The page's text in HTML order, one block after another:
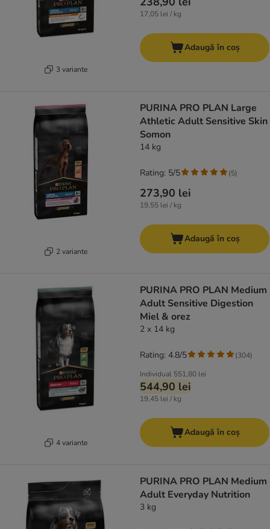
3 variante
17,05 lei / kg
Adaugă în coș
2 variante
PURINA PRO PLAN Large
Athletic Adult Sensitive Skin
Somon
14 kg
273,90 lei
19,55 lei / kg
Rating: 5/5 (5)
Adaugă în coș
4 variante
PURINA PRO PLAN Medium
Adult Sensitive Digestion
Miel & orez
2 x 14 kg
Individual 551,80 lei
544,90 lei
19,45 lei / kg
Rating: 4.8/5 (304)
Adaugă în coș
PURINA PRO PLAN Medium
Adult Everyday Nutrition
3 kg